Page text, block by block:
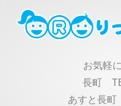
お気軽
長町
あすと長